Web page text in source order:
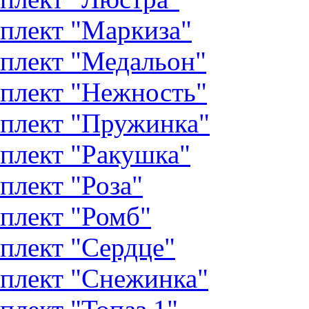
"Маркиза"
"Медальон"
"Нежность"
"Пружинка"
"Ракушка"
"Роза"
"Ромб"
"Сердце"
"Снежинка"